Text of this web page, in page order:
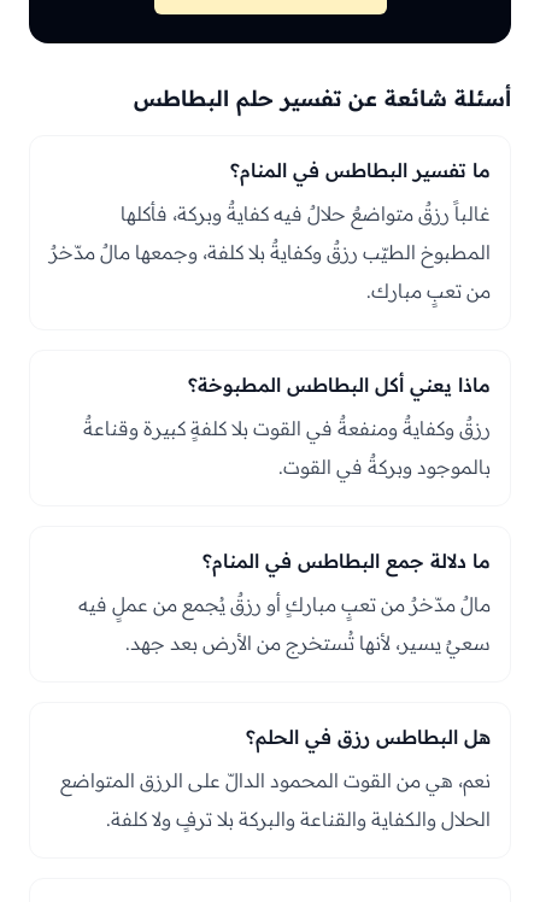
أسئلة شائعة عن تفسير حلم البطاطس
ما تفسير البطاطس في المنام؟
غالباً رزقٌ متواضعٌ حلالٌ فيه كفايةٌ وبركة، فأكلها
المطبوخ الطيّب رزقٌ وكفايةٌ بلا كلفة، وجمعها مالٌ مدّخرٌ
من تعبٍ مبارك.
ماذا يعني أكل البطاطس المطبوخة؟
رزقٌ وكفايةٌ ومنفعةٌ في القوت بلا كلفةٍ كبيرة وقناعةٌ
بالموجود وبركةٌ في القوت.
ما دلالة جمع البطاطس في المنام؟
مالٌ مدّخرٌ من تعبٍ مباركٍ أو رزقٌ يُجمع من عملٍ فيه
سعيٌ يسير، لأنها تُستخرج من الأرض بعد جهد.
هل البطاطس رزق في الحلم؟
نعم، هي من القوت المحمود الدالّ على الرزق المتواضع
الحلال والكفاية والقناعة والبركة بلا ترفٍ ولا كلفة.